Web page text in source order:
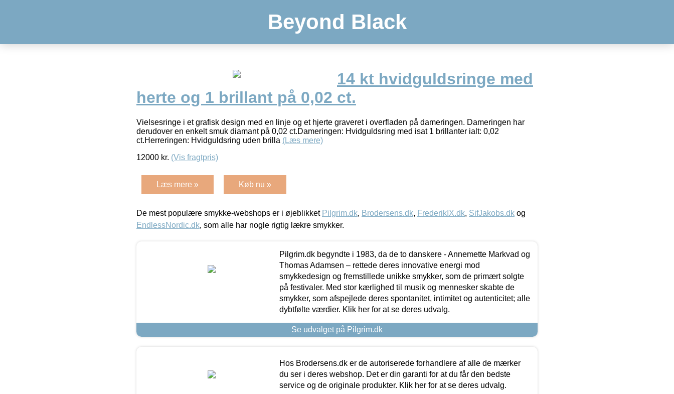
Beyond Black
14 kt hvidguldsringe med
herte og 1 brillant på 0,02 ct.
Vielsesringe i et grafisk design med en linje og et hjerte graveret i overfladen på dameringen. Dameringen har
derudover en enkelt smuk diamant på 0,02 ct.Dameringen: Hvidguldsring med isat 1 brillanter ialt: 0,02
ct.Herreringen: Hvidguldsring uden brilla (Læs mere)
12000 kr. (Vis fragtpris)
Læs mere » Køb nu »
De mest populære smykke-webshops er i øjeblikket Pilgrim.dk, Brodersens.dk, FrederikIX.dk, SifJakobs.dk og
EndlessNordic.dk, som alle har nogle rigtig lækre smykker.
Pilgrim.dk begyndte i 1983, da de to danskere - Annemette Markvad og
Thomas Adamsen – rettede deres innovative energi mod
smykkedesign og fremstillede unikke smykker, som de primært solgte
på festivaler. Med stor kærlighed til musik og mennesker skabte de
smykker, som afspejlede deres spontanitet, intimitet og autenticitet; alle
dybtfølte værdier. Klik her for at se deres udvalg.
Se udvalget på Pilgrim.dk
Hos Brodersens.dk er de autoriserede forhandlere af alle de mærker
du ser i deres webshop. Det er din garanti for at du får den bedste
service og de originale produkter. Klik her for at se deres udvalg.